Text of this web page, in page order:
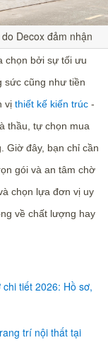
Decox đảm nhận
chọn bởi sự tối ưu
sức cũng như tiền
vị thiết kế kiến trúc-
thầu, tự chọn mua
Giờ đây, bạn chỉ cần
gói và an tâm chờ
chọn lựa đơn vị uy
về chất lượng hay
tiết 2026: Hồ sơ,
trí nội thất tại